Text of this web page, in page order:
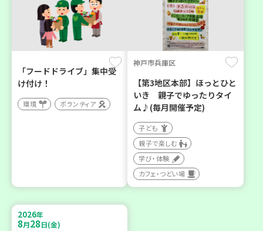
「フードドライブ」集中受
け付け！
環境 ボランティア
神戸市兵庫区
【第3地区本部】ほっとひと
いき 親子でゆったりタイ
ム♪(毎月開催予定)
子ども
親子で楽しむ
学び・体験
カフェ・つどい場
2026年
8月28日(金)